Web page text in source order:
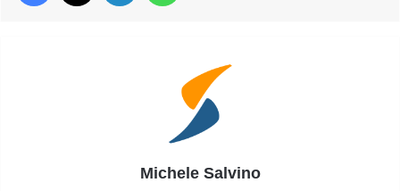
Michele Salvino